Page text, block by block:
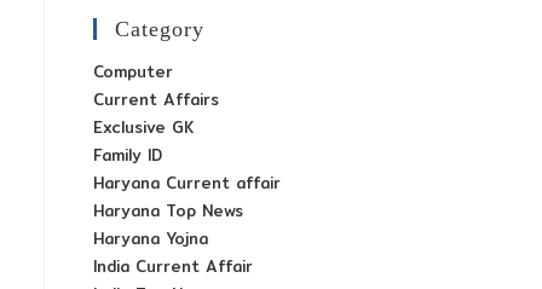
Category
Computer
Current Affairs
Exclusive GK
Family ID
Haryana Current affair
Haryana Top News
Haryana Yojna
India Current Affair